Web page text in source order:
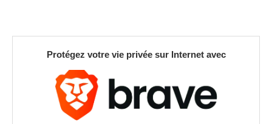
Protégez votre vie privée sur Internet avec